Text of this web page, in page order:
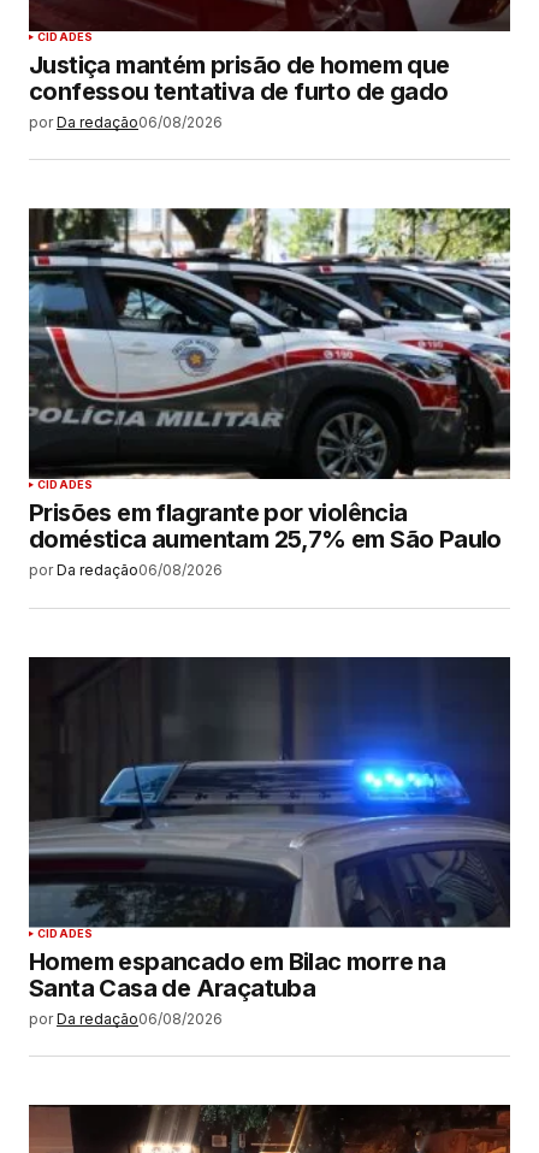
CIDADES
Justiça mantém prisão de homem que
confessou tentativa de furto de gado
por Da redação06/08/2026
CIDADES
Prisões em flagrante por violência
doméstica aumentam 25,7% em São Paulo
por Da redação06/08/2026
CIDADES
Homem espancado em Bilac morre na
Santa Casa de Araçatuba
por Da redação06/08/2026